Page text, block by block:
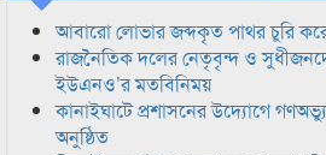
আবারো লোভার জব্দকৃত পাথর চুরি করে
রাজনৈতিক দলের নেতৃবৃন্দ ও
ইউএনও’র মতবিনিময়
কানাইঘাটে প্রশাসনের উদ্যোগে
অনুষ্ঠিত